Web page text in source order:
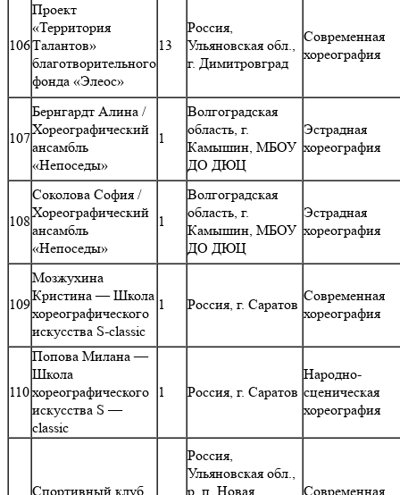
106
Проект
«Территория
Талантов»
благотворительного
фонда «Элеос»
13
Россия,
Ульяновская обл.,
г. Димитровград
Современная
хореография
107
Бернгардт Алина /
Хореографический
ансамбль
«Непоседы»
1
Волгоградская
область, г.
Камышин, МБОУ
ДО ДЮЦ
Эстрадная
хореография
108
Соколова София /
Хореографический
ансамбль
«Непоседы»
1
Волгоградская
область, г.
Камышин, МБОУ
ДО ДЮЦ
Эстрадная
хореография
109
Мозжухина
Кристина — Школа
хореографического
искусства S-classic
1 Россия, г. Саратов
Современная
хореография
110
Попова Милана —
Школа
хореографического
искусства S —
classic
1 Россия, г. Саратов
Народно-
сценическая
хореография
Спортивный клуб
Россия,
Ульяновская обл.,
р. п. Новая
Современная